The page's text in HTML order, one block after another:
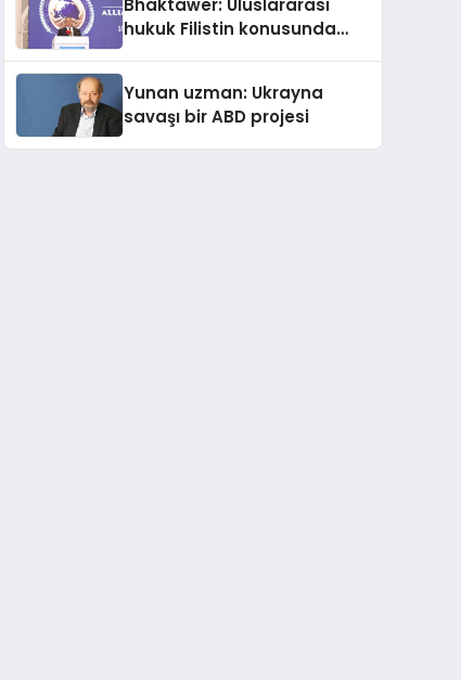
Sindirildiğini Ortaya Koydu
Bhaktawer: Uluslararası
hukuk Filistin konusunda
Yunan uzman: Ukrayna
savaşı bir ABD projesi